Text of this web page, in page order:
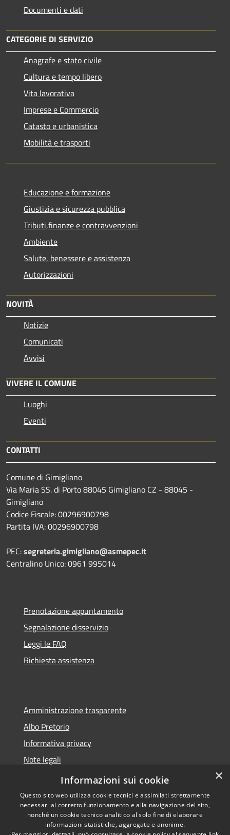
Documenti e dati
CATEGORIE DI SERVIZIO
Anagrafe e stato civile
Cultura e tempo libero
Vita lavorativa
Imprese e Commercio
Catasto e urbanistica
Mobilità e trasporti
Educazione e formazione
Giustizia e sicurezza pubblica
Tributi,finanze e contravvenzioni
Ambiente
Salute, benessere e assistenza
Autorizzazioni
NOVITÀ
Notizie
Comunicati
Avvisi
VIVERE IL COMUNE
Luoghi
Eventi
CONTATTI
Comune di Gimigliano
Via Maria SS. di Porto 88045 Gimigliano CZ - 88045 -
Gimigliano
Codice Fiscale: 00296900798
Partita IVA: 00296900798
PEC:segreteria.gimigliano@asmepec.it
Centralino Unico: 0961 995014
Prenotazione appuntamento
Segnalazione disservizio
Leggi le FAQ
Richiesta assistenza
Amministrazione trasparente
Albo Pretorio
Informativa privacy
Note legali
Dichiarazione di accessibilità
Copyright © 2026 • Comune di
×
Informazioni sui cookie
Questo sito web utilizza cookie tecnici e assimilati strettamente
necessari al corretto funzionamento e alla navigazione del sito,
nonché un cookie tecnico analitico al solo fine di elaborare
informazioni statistiche, aggregate e anonime.